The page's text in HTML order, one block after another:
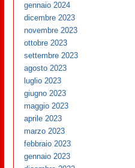
gennaio 2024
dicembre 2023
novembre 2023
ottobre 2023
settembre 2023
agosto 2023
luglio 2023
giugno 2023
maggio 2023
aprile 2023
marzo 2023
febbraio 2023
gennaio 2023